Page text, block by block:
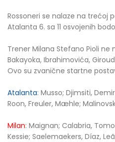
Rossoneri se nalaze na trećoj
Atalanta 6. sa 11 osvojenih
Trener Milana Stefano Pioli
Bakayoka, Ibrahimovića,
Ovo su zvanične startne
Atalanta: Musso; Djimsiti,
Roon, Freuler, Mæhle;
Milan: Maignan; Calabria,
Kessie; Saelemaekers, Díaz,